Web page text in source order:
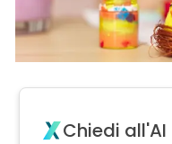
Chiedi all'AI